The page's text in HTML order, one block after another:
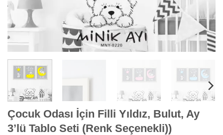
Çocuk Odası İçin Filli Yıldız, Bulut, Ay
3’lü Tablo Seti (Renk Seçenekli))